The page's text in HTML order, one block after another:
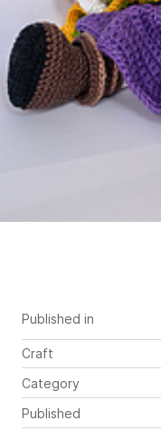
Published in
Craft
Category
Published